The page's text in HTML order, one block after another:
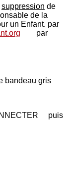
suppression de
de la
un Enfant. par
par
bandeau gris
boutons
puis